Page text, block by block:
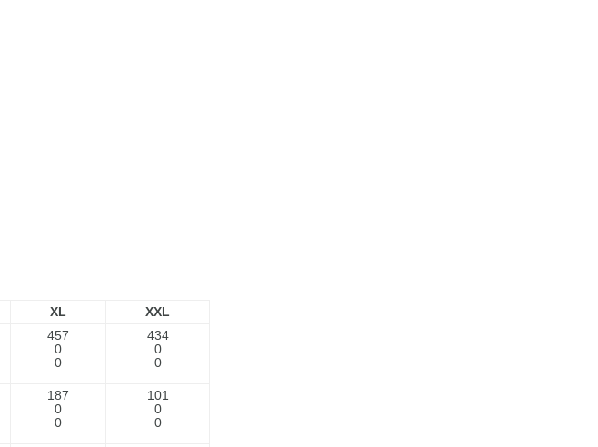
XL XXL
457
0
0
434
0
0
187
0
0
101
0
0